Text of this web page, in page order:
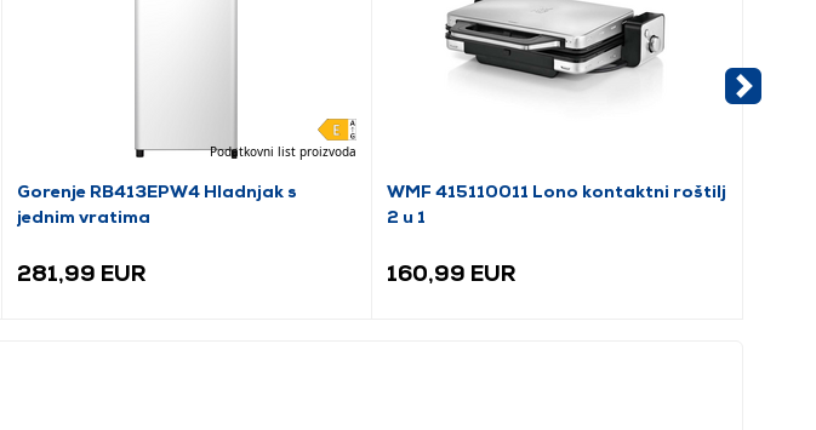
Podatkovni list proizvoda
Gorenje RB413EPW4 Hladnjak s
jednim vratima
281,99 EUR
WMF 415110011 Lono kontaktni roštilj
2 u 1
160,99 EUR